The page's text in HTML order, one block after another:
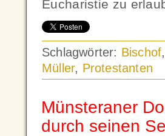
Eucharistie zu
Schlagwörter: Bischof,
Müller, Protestanten
Münsteraner
durch seinen